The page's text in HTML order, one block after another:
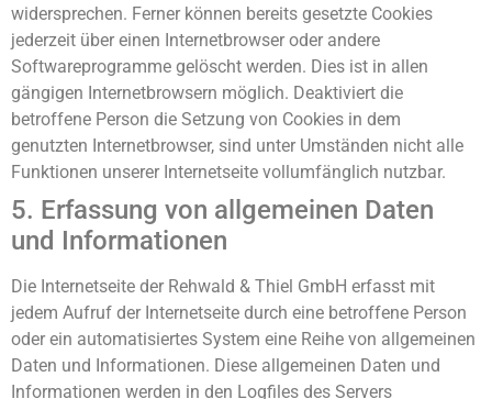
widersprechen. Ferner können bereits gesetzte Cookies
jederzeit über einen Internetbrowser oder andere
Softwareprogramme gelöscht werden. Dies ist in allen
gängigen Internetbrowsern möglich. Deaktiviert die
betroffene Person die Setzung von Cookies in dem
genutzten Internetbrowser, sind unter Umständen nicht alle
Funktionen unserer Internetseite vollumfänglich nutzbar.
5. Erfassung von allgemeinen Daten
und Informationen
Die Internetseite der Rehwald & Thiel GmbH erfasst mit
jedem Aufruf der Internetseite durch eine betroffene Person
oder ein automatisiertes System eine Reihe von allgemeinen
Daten und Informationen. Diese allgemeinen Daten und
Informationen werden in den Logfiles des Servers